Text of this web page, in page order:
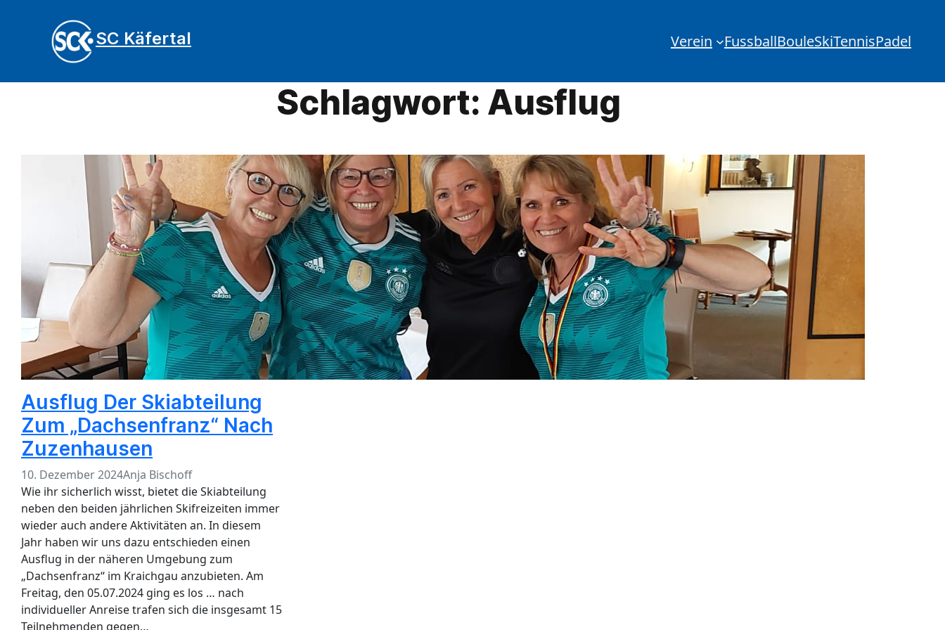
SC Käfertal Verein FussballBouleSkiTennisPadel
Schlagwort: Ausflug
Ausflug Der Skiabteilung
Zum „Dachsenfranz“ Nach
Zuzenhausen
10. Dezember 2024Anja Bischoff
Wie ihr sicherlich wisst, bietet die Skiabteilung
neben den beiden jährlichen Skifreizeiten immer
wieder auch andere Aktivitäten an. In diesem
Jahr haben wir uns dazu entschieden einen
Ausflug in der näheren Umgebung zum
„Dachsenfranz“ im Kraichgau anzubieten. Am
Freitag, den 05.07.2024 ging es los … nach
individueller Anreise trafen sich die insgesamt 15
Teilnehmenden gegen…